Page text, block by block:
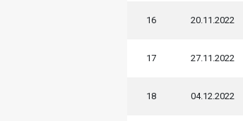
16 20.11.2022
17 27.11.2022
18 04.12.2022